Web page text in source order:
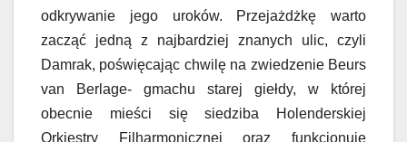
odkrywanie jego uroków. Przejażdżkę warto
zacząć jedną z najbardziej znanych ulic, czyli
Damrak, poświęcając chwilę na zwiedzenie Beurs
van Berlage- gmachu starej giełdy, w której
obecnie mieści się siedziba Holenderskiej
Orkiestry Filharmonicznej oraz funkcjonuje